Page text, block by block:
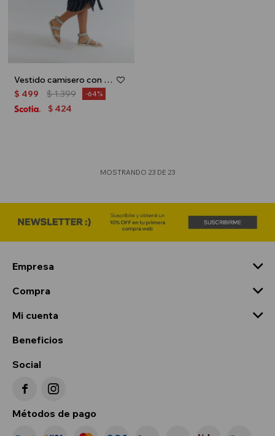
Vestido camisero con lazo - Azul marino
$ 499 $1.399 64
$ 424
MOSTRANDO 23 DE 23
Empresa
Compra
Mi cuenta
Beneficios
Social
 
Métodos de pago